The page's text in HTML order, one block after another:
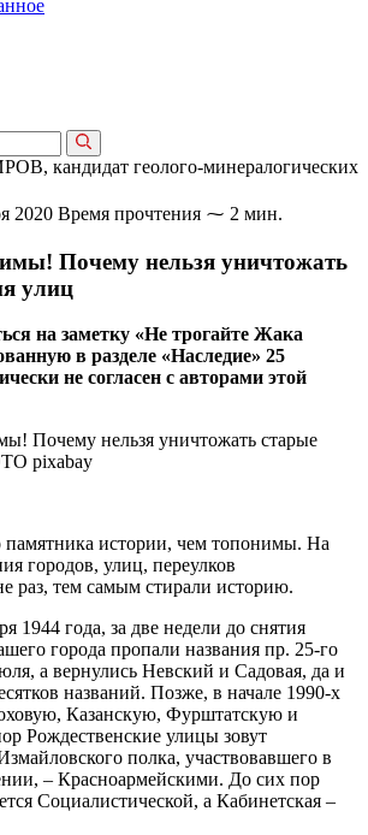
кандидат геолого-минералогических
2020 Время прочтения ⁓ 2 мин.
Почему нельзя уничтожать
улиц
на заметку «Не трогайте Жака
в разделе «Наследие» 25
не согласен с авторами этой
памятника истории, чем топонимы. На
городов, улиц, переулков
раз, тем самым стирали историю.
1944 года, за две недели до снятия
города пропали названия пр. 25-го
а вернулись Невский и Садовая, да и
названий. Позже, в начале 1990-х
Казанскую, Фурштатскую и
Рождественские улицы зовут
полка, участвовавшего в
– Красноармейскими. До сих пор
Социалистической, а Кабинетская –